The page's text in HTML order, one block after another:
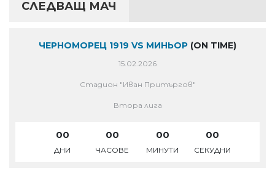
СЛЕДВАЩ МАЧ
ЧЕРНОМОРЕЦ 1919 VS МИНЬОР (ON TIME)
15.02.2026
Стадион "Иван Притъргов"
Втора лига
00
ДНИ
00
ЧАСОВЕ
00
МИНУТИ
00
СЕКУДНИ